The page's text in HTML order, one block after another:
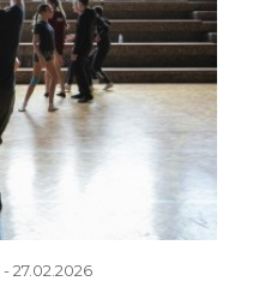
-27.02.2026